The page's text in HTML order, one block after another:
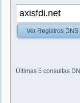
Ver Registros DNS
Últimas 5 consultas